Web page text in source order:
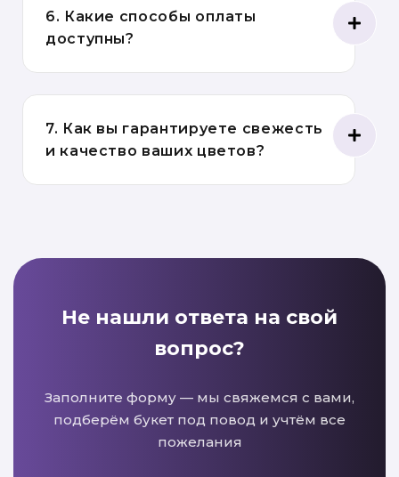
6. Какие способы оплаты
доступны?
7. Как вы гарантируете свежесть
и качество ваших цветов?
Не нашли ответа на свой
вопрос?
Заполните форму — мы свяжемся с вами,
подберём букет под повод и учтём все
пожелания